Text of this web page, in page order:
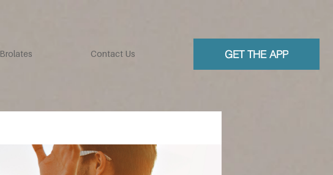
Brolates Contact Us GET THE APP